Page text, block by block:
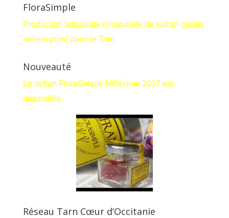
FloraSimple
Production artisanale et naturelle de safran (pistils
entiers purs) dans le Tarn.
Nouveauté
Le safran FloraSimple Millésime 2017 est
disponible.
Réseau Tarn Cœur d’Occitanie